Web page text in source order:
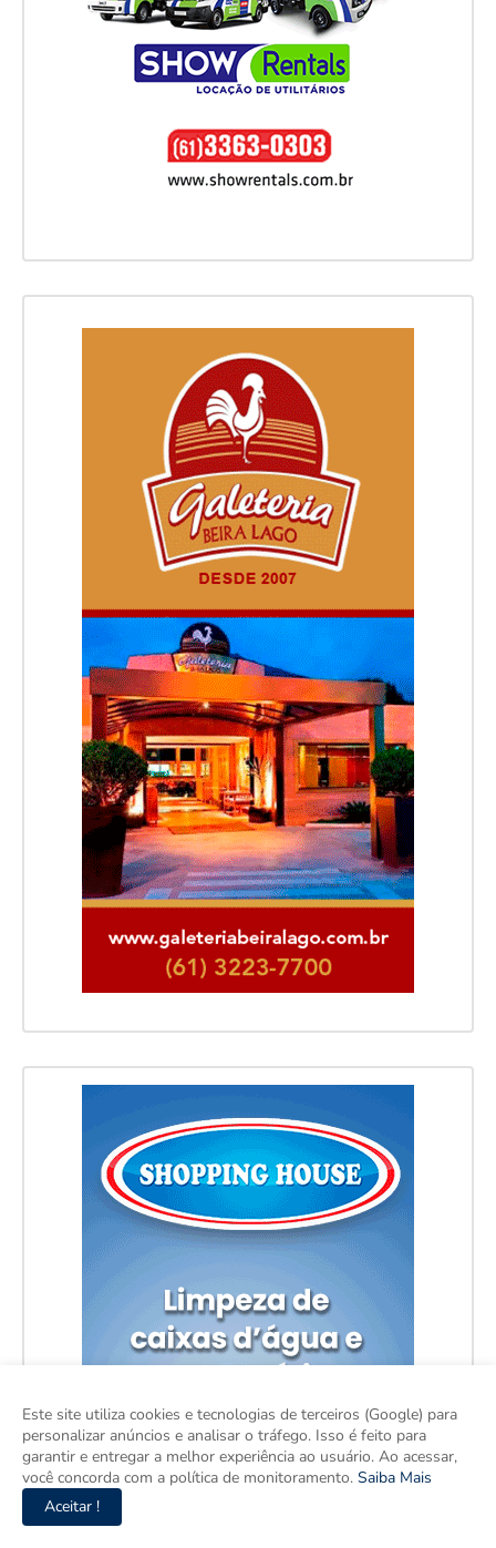
Este site utiliza cookies e tecnologias de terceiros (Google) para
personalizar anúncios e analisar o tráfego. Isso é feito para
garantir e entregar a melhor experiência ao usuário. Ao acessar,
você concorda com a política de monitoramento. Saiba Mais
Aceitar !